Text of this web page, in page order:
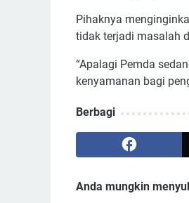
Pihaknya
tidak terjadi masalah
“Apalagi Pemda
kenyamanan bagi
Berbagi
Anda mungkin